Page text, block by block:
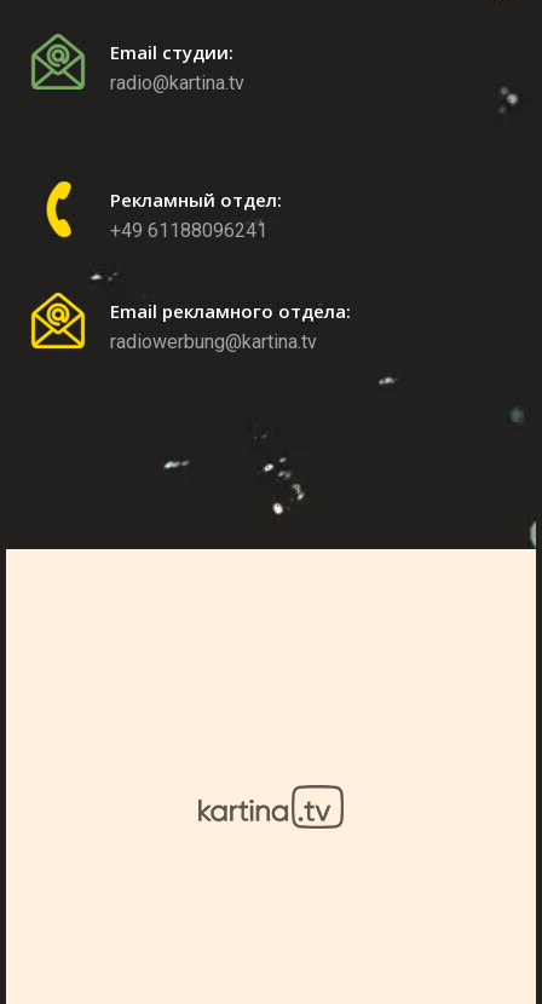
Email студии:
radio@kartina.tv
Рекламный отдел:
+49 61188096241
Email рекламного отдела:
radiowerbung@kartina.tv